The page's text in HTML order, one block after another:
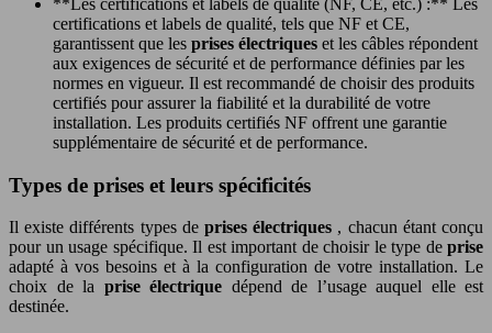
**Les certifications et labels de qualité (NF, CE, etc.) :** Les
certifications et labels de qualité, tels que NF et CE,
garantissent que les prises électriques et les câbles répondent
aux exigences de sécurité et de performance définies par les
normes en vigueur. Il est recommandé de choisir des produits
certifiés pour assurer la fiabilité et la durabilité de votre
installation. Les produits certifiés NF offrent une garantie
supplémentaire de sécurité et de performance.
Types de prises et leurs spécificités
Il existe différents types de prises électriques , chacun étant conçu
pour un usage spécifique. Il est important de choisir le type de prise
adapté à vos besoins et à la configuration de votre installation. Le
choix de la prise électrique dépend de l’usage auquel elle est
destinée.